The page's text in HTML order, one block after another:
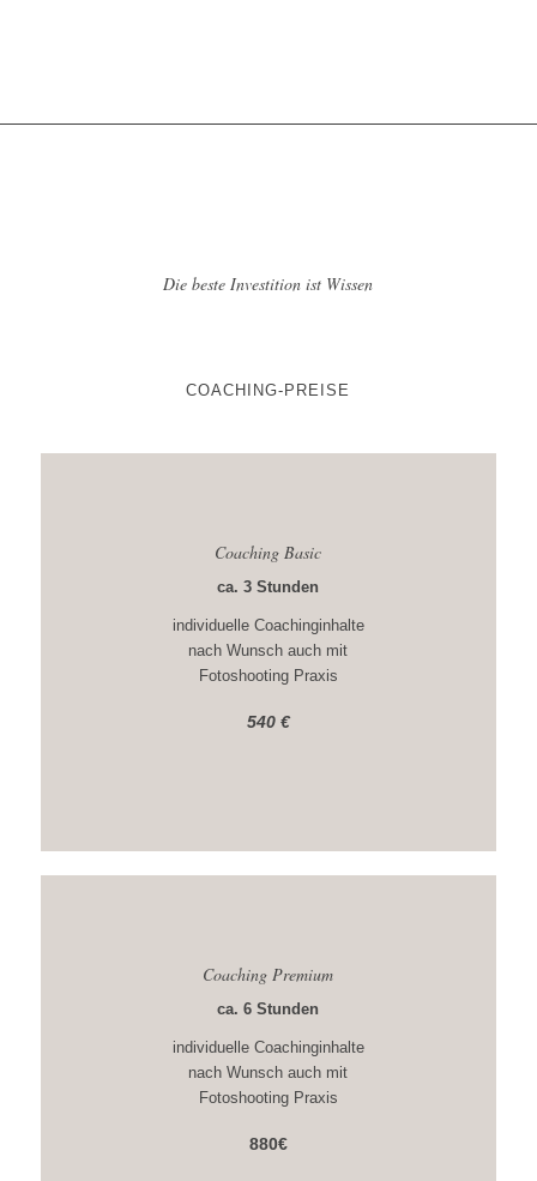
Die beste Investition ist Wissen
COACHING-PREISE
Coaching Basic
ca. 3 Stunden
individuelle Coachinginhalte
nach Wunsch auch mit
Fotoshooting Praxis
540 €
Coaching Premium
ca. 6 Stunden
individuelle Coachinginhalte
nach Wunsch auch mit
Fotoshooting Praxis
880€